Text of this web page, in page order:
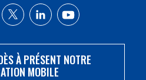
À PRÉSENT NOTRE
MOBILE